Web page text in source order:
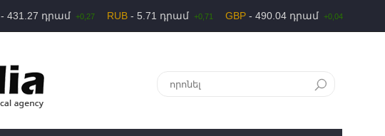
- 431.27 դրամ +0,27 RUB - 5.71 դրամ +0,71 GBP - 490.04 դրամ +0,04